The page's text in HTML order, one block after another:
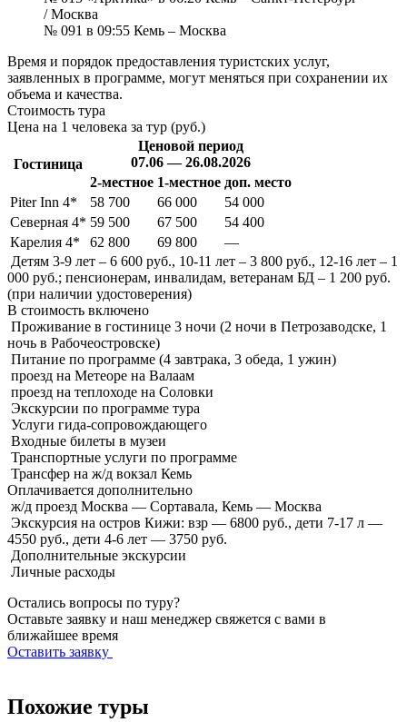
/ Москва
№ 091 в 09:55 Кемь – Москва
Время и порядок предоставления туристских услуг,
заявленных в программе, могут меняться при сохранении их
объема и качества.
Стоимость тура
Цена на 1 человека за тур (руб.)
Гостиница
Ценовой период
07.06 — 26.08.2026
2-местное 1-местное доп. место
Piter Inn 4*
58 700 66 000
54 000
Северная 4* 59 500 67 500
54 400
Карелия 4*
62 800 69 800
—
Детям 3-9 лет – 6 600 руб., 10-11 лет – 3 800 руб., 12-16 лет – 1
000 руб.; пенсионерам, инвалидам, ветеранам БД – 1 200 руб.
(при наличии удостоверения)
В стоимость включено
Проживание в гостинице 3 ночи (2 ночи в Петрозаводске, 1
ночь в Рабочеостровске)
Питание по программе (4 завтрака, 3 обеда, 1 ужин)
проезд на Метеоре на Валаам
проезд на теплоходе на Соловки
Экскурсии по программе тура
Услуги гида-сопровождающего
Входные билеты в музеи
Транспортные услуги по программе
Трансфер на ж/д вокзал Кемь
Оплачивается дополнительно
ж/д проезд Москва — Сортавала, Кемь — Москва
Экскурсия на остров Кижи: взр — 6800 руб., дети 7-17 л —
4550 руб., дети 4-6 лет — 3750 руб.
Дополнительные экскурсии
Личные расходы
Остались вопросы по туру?
Оставьте заявку и наш менеджер свяжется с вами в
ближайшее время
Оставить заявку
Похожие туры